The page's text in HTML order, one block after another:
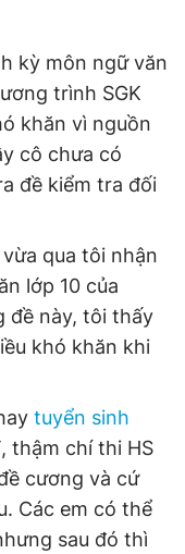
kỳ môn ngữ văn
trình SGK
khăn vì nguồn
cô chưa có
đề kiểm tra đối
qua tôi nhận
lớp 10 của
đề này, tôi thấy
khó khăn khi
tuyển sinh
thậm chí thi HS
cương và cứ
Các em có thể
sau đó thì